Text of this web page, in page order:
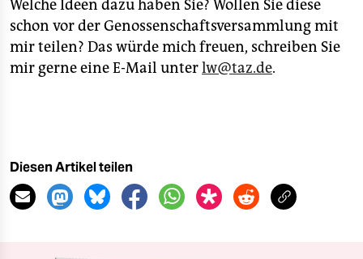
Welche Ideen dazu haben Sie? Wollen Sie diese
schon vor der Genossenschaftsversammlung mit
mir teilen? Das würde mich freuen, schreiben Sie
mir gerne eine E-Mail unterlw@taz.de.
Diesen Artikel teilen